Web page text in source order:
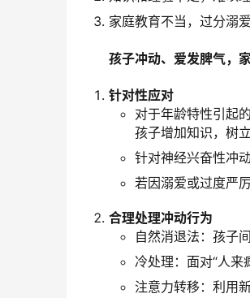
家庭教育不当，过分溺
孩子冲动、爱发脾气，
针对性应对
对于年龄特性引起
孩子增加知识，树
针对神经兴奋性冲
若因溺爱或过度严
合理处理冲动行为
自然消退法：孩子
冷处理：面对“人来
注意力转移：利用